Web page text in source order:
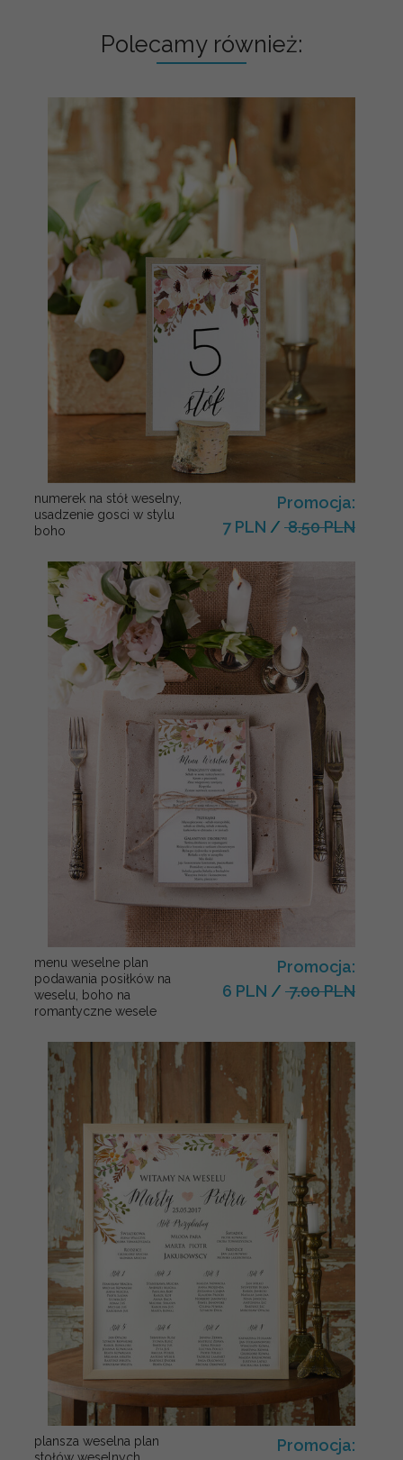
Polecamy również:
numerek na stół weselny,
usadzenie gosci w stylu
boho
Promocja:
7 PLN / 8.50 PLN
menu weselne plan
podawania posiłków na
weselu, boho na
romantyczne wesele
Promocja:
6 PLN / 7.00 PLN
plansza weselna plan
Promocja: